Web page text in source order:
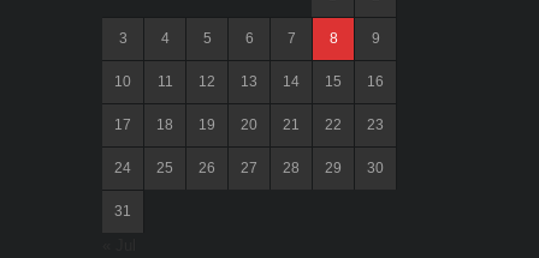
3 4 5 6 7 8 9
10 11 12 13 14 15 16
17 18 19 20 21 22 23
24 25 26 27 28 29 30
31